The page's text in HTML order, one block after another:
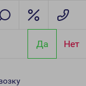
Да Нет